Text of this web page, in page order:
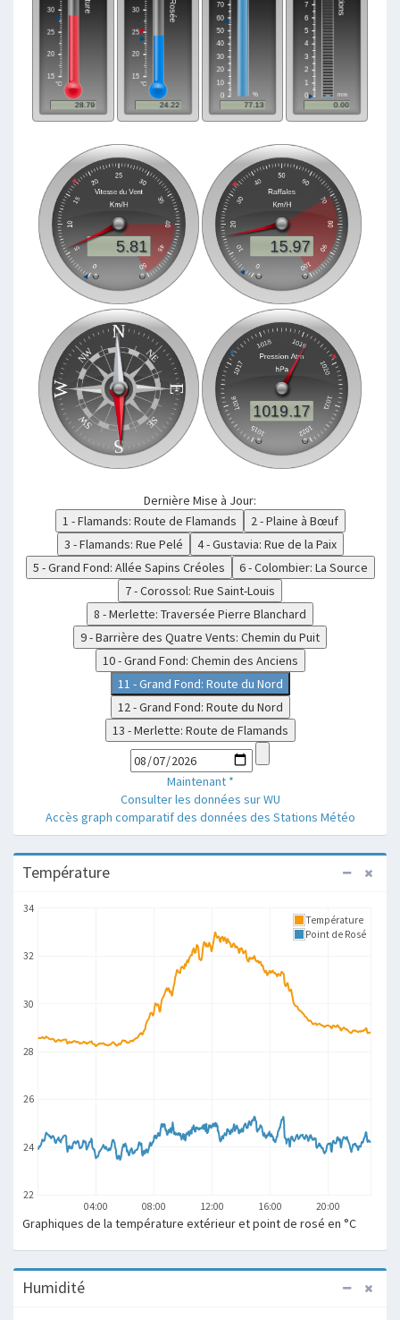
Dernière Mise à Jour:
1 - Flamands: Route de Flamands
2 - Plaine à Bœuf
3 - Flamands: Rue Pelé
4 - Gustavia: Rue de la Paix
5 - Grand Fond: Allée Sapins Créoles
6 - Colombier: La Source
7 - Corossol: Rue Saint-Louis
8 - Merlette: Traversée Pierre Blanchard
9 - Barrière des Quatre Vents: Chemin du Puit
10 - Grand Fond: Chemin des Anciens
11 - Grand Fond: Route du Nord
12 - Grand Fond: Route du Nord
13 - Merlette: Route de Flamands
Maintenant*
Consulter les données sur WU
Accès graph comparatif des données des Stations Météo
Température
04:00 08:00 12:00 16:00 20:00
22
24
26
28
30
32
34
Température
Point de Rosé
Graphiques de la température extérieur et point de rosé en °C
Humidité